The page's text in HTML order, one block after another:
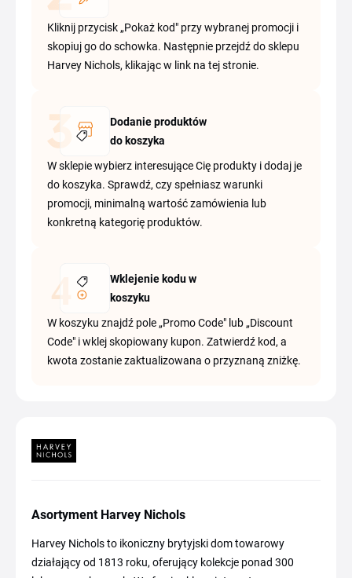
Kliknij przycisk „Pokaż kod" przy wybranej promocji i
skopiuj go do schowka. Następnie przejdź do sklepu
Harvey Nichols, klikając w link na tej stronie.
Dodanie produktów
do koszyka
W sklepie wybierz interesujące Cię produkty i dodaj je
do koszyka. Sprawdź, czy spełniasz warunki
promocji, minimalną wartość zamówienia lub
konkretną kategorię produktów.
Wklejenie kodu w
koszyku
W koszyku znajdź pole „Promo Code" lub „Discount
Code" i wklej skopiowany kupon. Zatwierdź kod, a
kwota zostanie zaktualizowana o przyznaną zniżkę.
Asortyment Harvey Nichols
Harvey Nichols to ikoniczny brytyjski dom towarowy
działający od 1813 roku, oferujący kolekcje ponad 300